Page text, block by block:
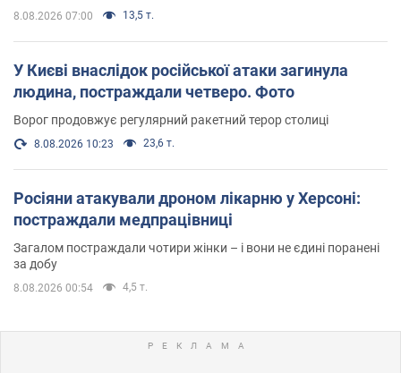
8.08.2026 07:00 13,5 т.
У Києві внаслідок російської атаки загинула
людина, постраждали четверо. Фото
Ворог продовжує регулярний ракетний терор столиці
8.08.2026 10:23 23,6 т.
Росіяни атакували дроном лікарню у Херсоні:
постраждали медпрацівниці
Загалом постраждали чотири жінки – і вони не єдині поранені
за добу
8.08.2026 00:54 4,5 т.